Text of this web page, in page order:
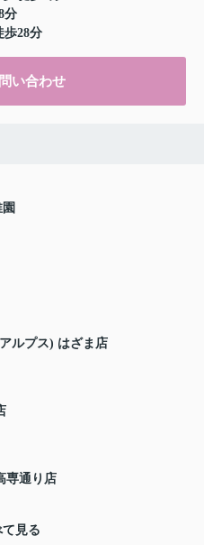
分
歩28分
い合わせ
ルプス) はざま店
専通り店
見る